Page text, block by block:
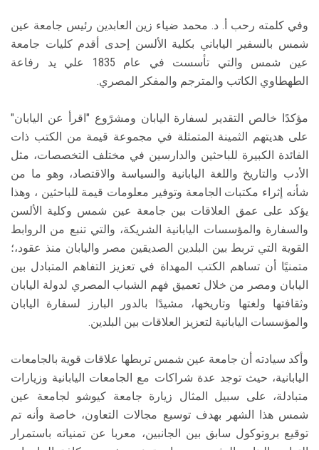
وفي كلمته رحب أ. د. محمد ضياء زين العابدين رئيس جامعة عين
شمس بالسفير الياباني بكلية الألسن إحدى أقدم كليات جامعة
عين شمس والتي تأسست في عام 1835 علي يد رفاعة
الطهطاوي الكاتب والمترجم والمفكر المصري.
مؤكدًا خالص التقدير لسفارة اليابان ومشرًوع "اقرأ عن اليابان"
على هديتهم الثمينة المتمثلة في مجموعة قيمة من الكتب ذات
الفائدة الكبيرة للباحثين والدارسين في مختلف التخصصات، مثل
الأدب والتاريخ واللغة اليابانية والسياسة والاقتصاد، وهو ما من
شأنه إثراء مكتبات الجامعة وتوفير معلومات قيمة للباحثين ، وهذا
يؤكد على عمق العلاقات بين جامعة عين شمس وكلية الألسن
والسفارة والمؤسسات اليابانية الشريكة، والتي تنبع من الروابط
القوية التي تربط بين البلدين الصديقين مصر واليابان منذ عقود،؛
متمنيًا أن تساهم الكتب المهداة في تعزيز التفاهم المتبادل بين
اليابان ومصر من خلال تعميق فهم الشباب المصري لدولة اليابان
وثقافتها ولغتها وتاريخها، مشيدًا بالدور البارز لسفارة اليابان
والمؤسسات اليابانية لتعزيز العلاقات بين البلدين.
وأكد سيادته أن جامعة عين شمس تربطها علاقات قوية بالجامعات
اليابانية، حيث توجد عدة شراكات مع الجامعات اليابانية وزيارات
متبادلة، على سبيل المثال زيارة جامعة كيوشو لجامعة عين
شمس هذا الشهر بهدف توسيع مجالات التعاون، خاصة وأنه تم
توقيع بروتوكول سابق بين الجانبين، معربا عن تمنياته باستمرار